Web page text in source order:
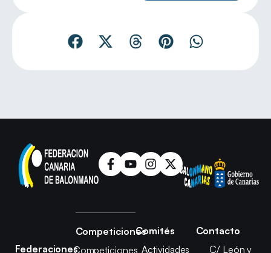
Federaciones
Competiciones
Competiciones
Comités
Actividades
Contacto
C/ León y